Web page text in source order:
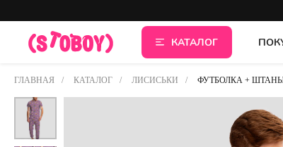
КАТАЛОГ
ГЛАВНАЯ / КАТАЛОГ / ЛИСИСЬКИ / ФУТБОЛКА +